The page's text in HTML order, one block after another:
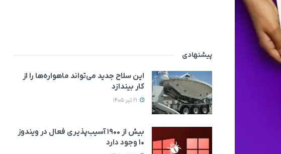
پیشنهادی
این سلاح جدید می‌تواند ماهواره‌ها را از
کار بیندازد
بیش از ۱۹۰۰ آسیب‌پذیری فعال در ویندوز
۱۰ وجود دارد